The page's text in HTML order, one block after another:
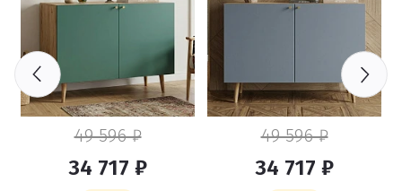
49 596 ₽
34 717 ₽
49 596 ₽
34 717 ₽